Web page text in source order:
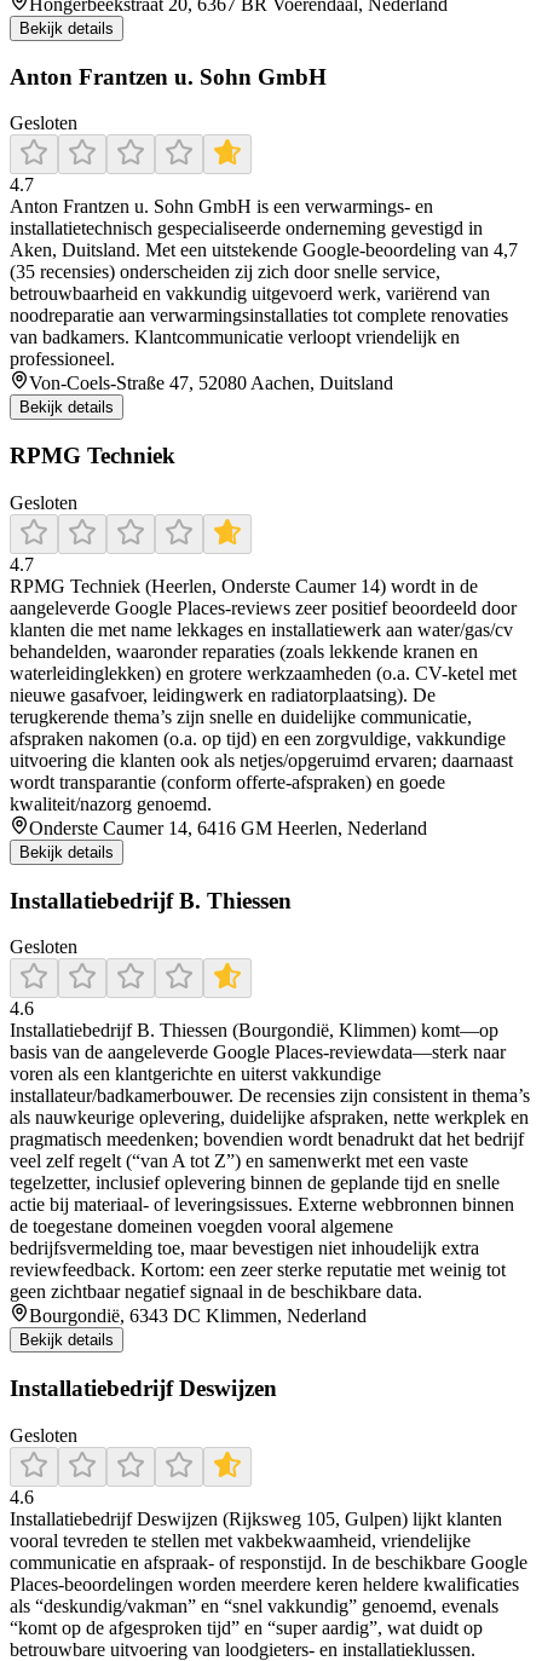
Hongerbeekstraat 20, 6367 BR Voerendaal, Nederland
Bekijk details
Anton Frantzen u. Sohn GmbH
Gesloten
4.7
Anton Frantzen u. Sohn GmbH is een verwarmings‑ en
installatietechnisch gespecialiseerde onderneming gevestigd in
Aken, Duitsland. Met een uitstekende Google‑beoordeling van 4,7
(35 recensies) onderscheiden zij zich door snelle service,
betrouwbaarheid en vakkundig uitgevoerd werk, variërend van
noodreparatie aan verwarmingsinstallaties tot complete renovaties
van badkamers. Klantcommunicatie verloopt vriendelijk en
professioneel.
Von-Coels-Straße 47, 52080 Aachen, Duitsland
Bekijk details
RPMG Techniek
Gesloten
4.7
RPMG Techniek (Heerlen, Onderste Caumer 14) wordt in de
aangeleverde Google Places-reviews zeer positief beoordeeld door
klanten die met name lekkages en installatiewerk aan water/gas/cv
behandelden, waaronder reparaties (zoals lekkende kranen en
waterleidinglekken) en grotere werkzaamheden (o.a. CV-ketel met
nieuwe gasafvoer, leidingwerk en radiatorplaatsing). De
terugkerende thema’s zijn snelle en duidelijke communicatie,
afspraken nakomen (o.a. op tijd) en een zorgvuldige, vakkundige
uitvoering die klanten ook als netjes/opgeruimd ervaren; daarnaast
wordt transparantie (conform offerte-afspraken) en goede
kwaliteit/nazorg genoemd.
Onderste Caumer 14, 6416 GM Heerlen, Nederland
Bekijk details
Installatiebedrijf B. Thiessen
Gesloten
4.6
Installatiebedrijf B. Thiessen (Bourgondië, Klimmen) komt—op
basis van de aangeleverde Google Places-reviewdata—sterk naar
voren als een klantgerichte en uiterst vakkundige
installateur/badkamerbouwer. De recensies zijn consistent in thema’s
als nauwkeurige oplevering, duidelijke afspraken, nette werkplek en
pragmatisch meedenken; bovendien wordt benadrukt dat het bedrijf
veel zelf regelt (“van A tot Z”) en samenwerkt met een vaste
tegelzetter, inclusief oplevering binnen de geplande tijd en snelle
actie bij materiaal- of leveringsissues. Externe webbronnen binnen
de toegestane domeinen voegden vooral algemene
bedrijfsvermelding toe, maar bevestigen niet inhoudelijk extra
reviewfeedback. Kortom: een zeer sterke reputatie met weinig tot
geen zichtbaar negatief signaal in de beschikbare data.
Bourgondië, 6343 DC Klimmen, Nederland
Bekijk details
Installatiebedrijf Deswijzen
Gesloten
4.6
Installatiebedrijf Deswijzen (Rijksweg 105, Gulpen) lijkt klanten
vooral tevreden te stellen met vakbekwaamheid, vriendelijke
communicatie en afspraak- of responstijd. In de beschikbare Google
Places-beoordelingen worden meerdere keren heldere kwalificaties
als “deskundig/vakman” en “snel vakkundig” genoemd, evenals
“komt op de afgesproken tijd” en “super aardig”, wat duidt op
betrouwbare uitvoering van loodgieters- en installatieklussen.